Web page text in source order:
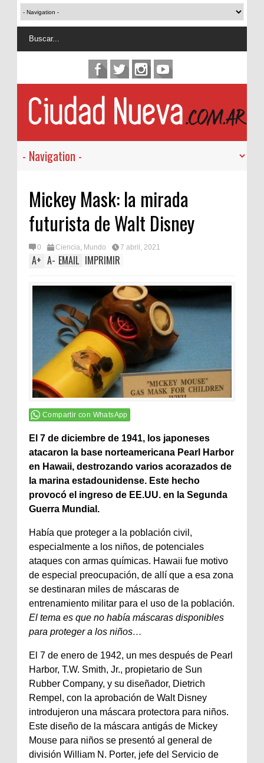
Mickey Mask: la mirada
futurista de Walt Disney
0 Ciencia, Mundo 7 abril, 2021
A+ A- EMAIL IMPRIMIR
Compartir con WhatsApp
El 7 de diciembre de 1941, los japoneses
atacaron la base norteamericana Pearl Harbor
en Hawaii, destrozando varios acorazados de
la marina estadounidense. Este hecho
provocó el ingreso de EE.UU. en la Segunda
Guerra Mundial.
Había que proteger a la población civil,
especialmente a los niños, de potenciales
ataques con armas químicas. Hawaii fue motivo
de especial preocupación, de allí que a esa zona
se destinaran miles de máscaras de
entrenamiento militar para el uso de la población.
El tema es que no había máscaras disponibles
para proteger a los niños…
El 7 de enero de 1942, un mes después de Pearl
Harbor, T.W. Smith, Jr., propietario de Sun
Rubber Company, y su diseñador, Dietrich
Rempel, con la aprobación de Walt Disney
introdujeron una máscara protectora para niños.
Este diseño de la máscara antigás de Mickey
Mouse para niños se presentó al general de
división William N. Porter, jefe del Servicio de